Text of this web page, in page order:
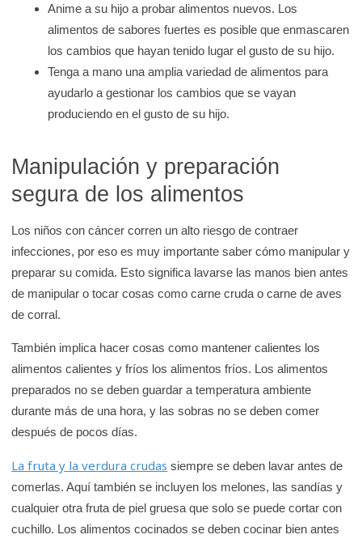
Anime a su hijo a probar alimentos nuevos. Los
alimentos de sabores fuertes es posible que enmascaren
los cambios que hayan tenido lugar el gusto de su hijo.
Tenga a mano una amplia variedad de alimentos para
ayudarlo a gestionar los cambios que se vayan
produciendo en el gusto de su hijo.
Manipulación y preparación
segura de los alimentos
Los niños con cáncer corren un alto riesgo de contraer
infecciones, por eso es muy importante saber cómo manipular y
preparar su comida. Esto significa lavarse las manos bien antes
de manipular o tocar cosas como carne cruda o carne de aves
de corral.
También implica hacer cosas como mantener calientes los
alimentos calientes y fríos los alimentos fríos. Los alimentos
preparados no se deben guardar a temperatura ambiente
durante más de una hora, y las sobras no se deben comer
después de pocos días.
La fruta y la verdura crudas siempre se deben lavar antes de
comerlas. Aquí también se incluyen los melones, las sandías y
cualquier otra fruta de piel gruesa que solo se puede cortar con
cuchillo. Los alimentos cocinados se deben cocinar bien antes